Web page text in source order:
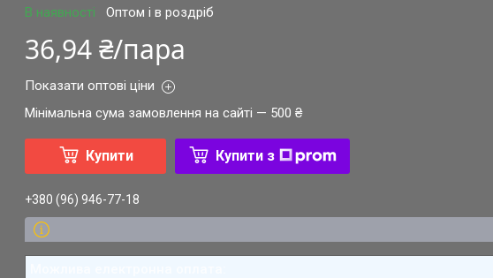
В наявності Оптом і в роздріб
36,94 ₴/пара
Показати оптові ціни
Мінімальна сума замовлення на сайті — 500 ₴
Купити Купити з
+380 (96) 946-77-18